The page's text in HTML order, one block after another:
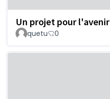
Un projet pour l'avenir
quetu 0